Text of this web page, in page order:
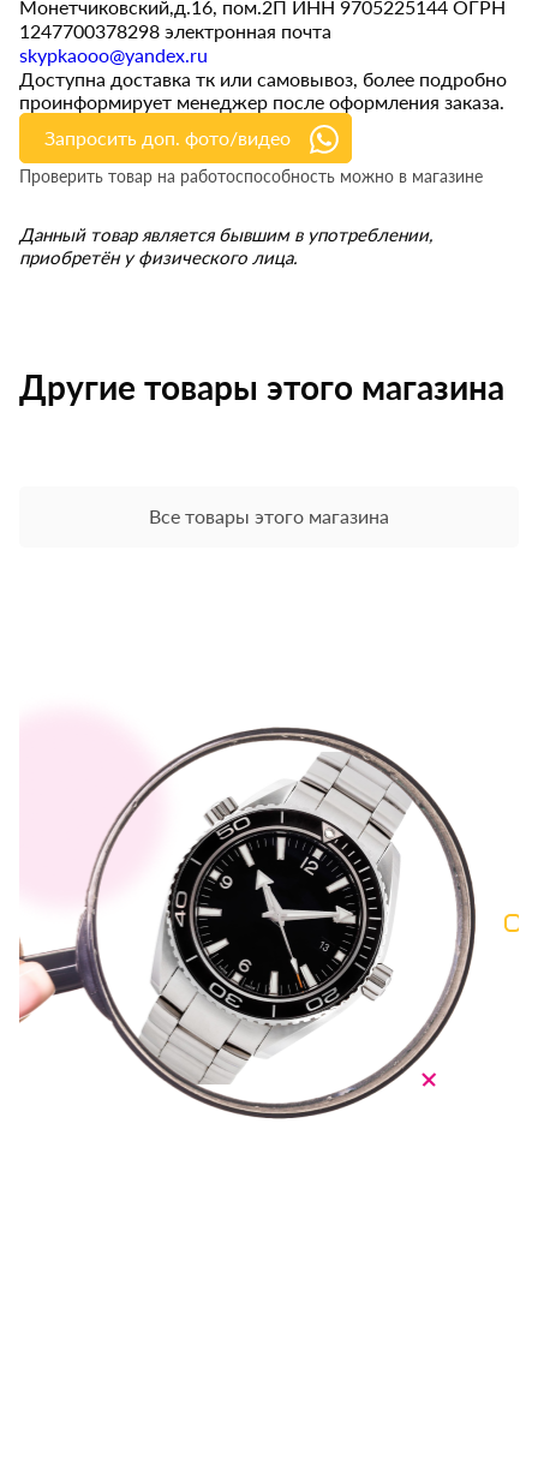
Монетчиковский,д.16, пом.2П ИНН 9705225144 ОГРН
1247700378298 электронная почта
skypkaooo@yandex.ru
Доступна доставка тк или самовывоз, более подробно
проинформирует менеджер после оформления заказа.
Запросить доп. фото/видео
Проверить товар на работоспособность можно в магазине
Данный товар является бывшим в употреблении,
приобретён у физического лица.
Другие товары этого магазина
Все товары этого магазина